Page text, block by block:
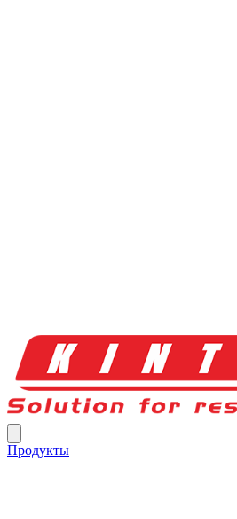
Продукты